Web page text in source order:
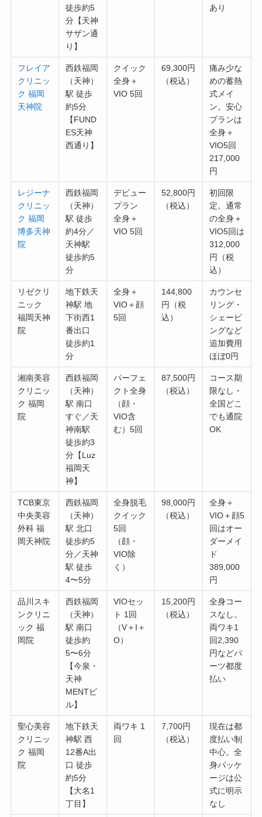
徒歩約5
分【天神
サザン通
り】
あり
フレイア
クリニッ
ク 福岡
天神院
西鉄福岡
（天神）
駅 徒歩
約5分
【FUND
ES天神
西通り】
クイック
全身＋
VIO 5回
69,300円
（税込）
痛み少な
めの蓄熱
式メイ
ン。安心
プランは
全身＋
VIO5回
217,000
円
レジーナ
クリニッ
ク 福岡
博多天神
院
西鉄福岡
（天神）
駅 徒歩
約4分／
天神駅
徒歩約5
分
デビュー
プラン
全身＋
VIO 5回
52,800円
（税込）
初回限
定。通常
の全身＋
VIO5回は
312,000
円（税
込）
リゼクリ
ニック
福岡天神
院
地下鉄天
神駅 地
下街西1
番出口
徒歩約1
分
全身＋
VIO＋顔
5回
144,800
円（税
込）
カウンセ
リング・
シェービ
ングなど
追加費用
ほぼ0円
湘南美容
クリニッ
ク 福岡
院
西鉄福岡
（天神）
駅 南口
すぐ／天
神南駅
徒歩約3
分【Luz
福岡天
神】
パーフェ
クト全身
（顔・
VIO含
む）5回
87,500円
（税込）
コース期
限なし・
全国どこ
でも通院
OK
TCB東京
中央美容
外科 福
岡天神院
西鉄福岡
（天神）
駅 北口
徒歩約5
分／天神
駅 徒歩
4〜5分
全身脱毛
クイック
5回
（顔・
VIO除
く）
98,000円
（税込）
全身＋
VIO＋顔5
回はオー
ダーメイ
ド
389,000
円
品川スキ
ンクリニ
ック 福
岡院
西鉄福岡
（天神）
駅 南口
徒歩約
5〜6分
【今泉・
天神
MENTビ
ル】
VIOセッ
ト 1回
（V＋I＋
O）
15,200円
（税込）
全身コー
スなし。
両ワキ1
回2,390
円などパ
ーツ都度
払い
聖心美容
クリニッ
ク 福岡
院
地下鉄天
神駅 西
12番A出
口 徒歩
約5分
【大名1
丁目】
両ワキ 1
回
7,700円
（税込）
現在は都
度払い制
中心。全
身パッケ
ージは公
式に明示
なし